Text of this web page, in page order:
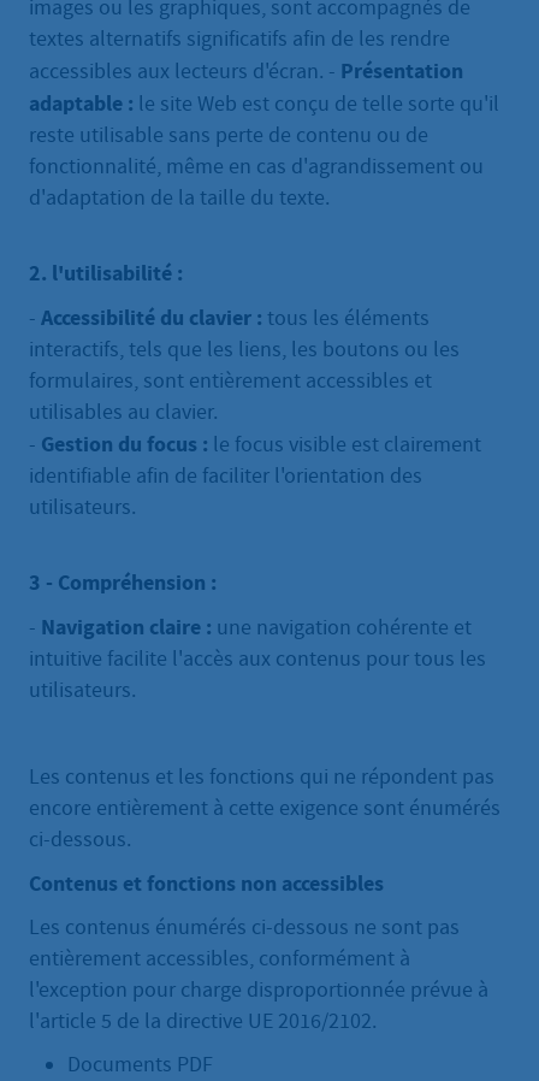
images ou les graphiques, sont accompagnés de
textes alternatifs significatifs afin de les rendre
accessibles aux lecteurs d'écran. - Présentation
adaptable : le site Web est conçu de telle sorte qu'il
reste utilisable sans perte de contenu ou de
fonctionnalité, même en cas d'agrandissement ou
d'adaptation de la taille du texte.
2. l'utilisabilité :
- Accessibilité du clavier : tous les éléments
interactifs, tels que les liens, les boutons ou les
formulaires, sont entièrement accessibles et
utilisables au clavier.
- Gestion du focus : le focus visible est clairement
identifiable afin de faciliter l'orientation des
utilisateurs.
3 - Compréhension :
- Navigation claire : une navigation cohérente et
intuitive facilite l'accès aux contenus pour tous les
utilisateurs.
Les contenus et les fonctions qui ne répondent pas
encore entièrement à cette exigence sont énumérés
ci-dessous.
Contenus et fonctions non accessibles
Les contenus énumérés ci-dessous ne sont pas
entièrement accessibles, conformément à
l'exception pour charge disproportionnée prévue à
l'article 5 de la directive UE 2016/2102.
Documents PDF